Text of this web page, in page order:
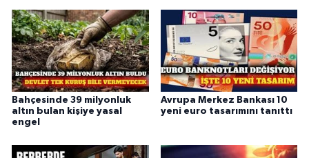
Bahçesinde 39 milyonluk
altın bulan kişiye yasal
engel
Avrupa Merkez Bankası 10
yeni euro tasarımını tanıttı